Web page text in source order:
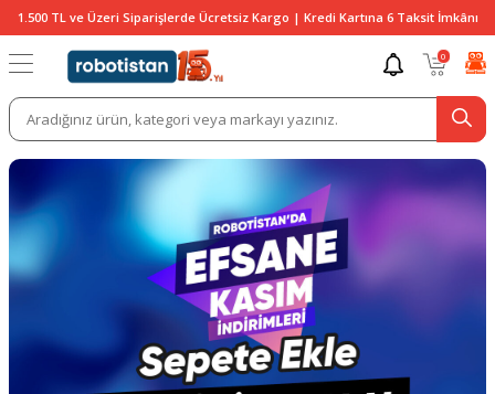
1.500 TL ve Üzeri Siparişlerde Ücretsiz Kargo | Kredi Kartına 6 Taksit İmkânı
0